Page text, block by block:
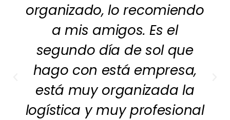
organizado, lo recomiendo
a mis amigos. Es el
segundo día de sol que
hago con está empresa,
está muy organizada la
logística y muy profesional